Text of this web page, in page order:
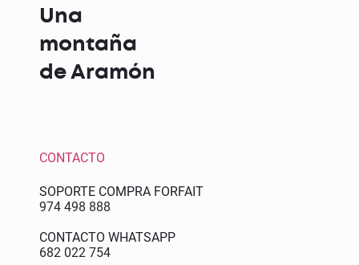
Una
montaña
de Aramón
CONTACTO
SOPORTE COMPRA FORFAIT
974 498 888
CONTACTO WHATSAPP
682 022 754